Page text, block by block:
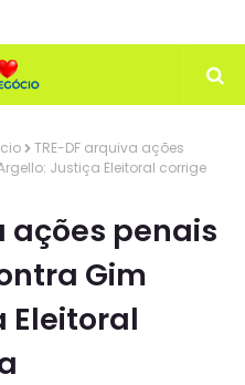
TRE-DF arquiva ações
Justiça Eleitoral corrige
ações penais
Gim
Eleitoral